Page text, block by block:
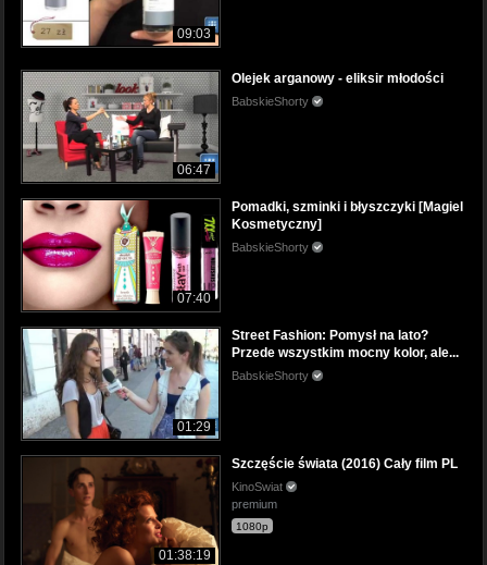
09:03
06:47
Olejek arganowy - eliksir młodości
BabskieShorty
07:40
Pomadki, szminki i błyszczyki [Magiel
Kosmetyczny]
BabskieShorty
01:29
Street Fashion: Pomysł na lato?
Przede wszystkim mocny kolor, ale...
BabskieShorty
01:38:19
Szczęście świata (2016) Cały film PL
KinoSwiat
premium
1080p